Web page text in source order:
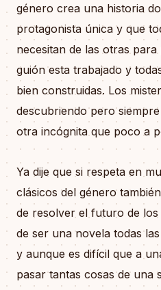
género crea una historia
protagonista única y que
necesitan de las otras
guión esta trabajado y
bien construidas. Los
descubriendo pero
otra incógnita que poco a
Ya dije que si respeta en
clásicos del género
de resolver el futuro de
de ser una novela todas
y aunque es difícil que a
pasar tantas cosas de una